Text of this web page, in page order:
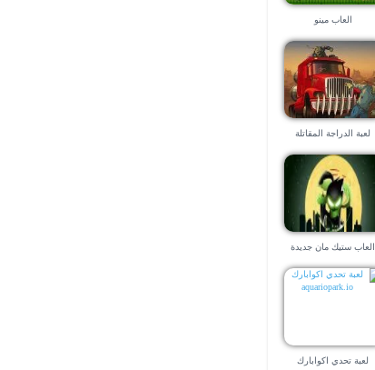
العاب مينو
لعبة الدراجة المقاتلة
العاب ستيك مان جديدة
لعبة تحدي اكوابارك